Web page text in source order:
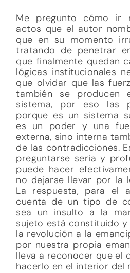
Me pregunto cómo ir
actos que el autor
que en su momento
tratando de penetrar
que finalmente quedan
lógicas institucionales
que olvidar que las
también se producen
sistema, por eso las
porque es un sistema
es un poder y una
externa, sino interna
de las contradicciones.
preguntarse seria y
puede hacer
no dejarse llevar por la
La respuesta, para el
cuenta de un tipo de
sea un insulto a la
sujeto está constituido
la revolución a la
por nuestra propia
lleva a reconocer que el
hacerlo en el interior del